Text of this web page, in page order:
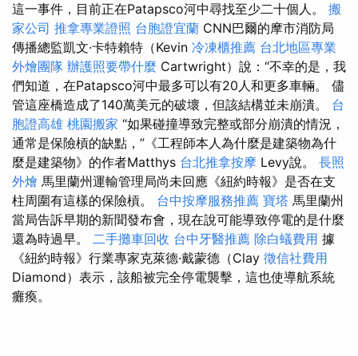
這一事件，目前正在Patapsco河中尋找至少二十個人。 搬
家公司 推拿專業證照 台胞證宜蘭 CNN巴爾的摩市消防局
傳播總監凱文·卡特賴特（Kevin 冷凍櫃推薦 台北地區專業
外燴團隊 辦護照要帶什麼 Cartwright）說：“不幸的是，我
們知道，在Patapsco河中最多可以有20人和更多車輛。 儘
管這座橋造成了140萬美元的破壞，但該結構並未崩潰。 台
胞證高雄 桃園搬家 “如果碰撞導致完整或部分崩潰的情況，
通常是保險槓的缺點，”《工程師本人為什麼是建築物為什
麼是建築物》的作者Matthys 台北推拿按摩 Levy說。 長照
外燴 馬里蘭州運輸管理局尚未回應《紐約時報》是否在支
柱周圍有這樣的保險槓。 台中按摩服務推薦 寶塔 馬里蘭州
當局告訴早期的新聞發布會，現在說可能導致停電的是什麼
還為時過早。 二手攤車回收 台中牙醫推薦 除白蟻費用 據
《紐約時報》行業專家克萊德·戴蒙德（Clay 徵信社費用
Diamond）表示，該船被完全停電襲擊，這也使導航系統
癱瘓。